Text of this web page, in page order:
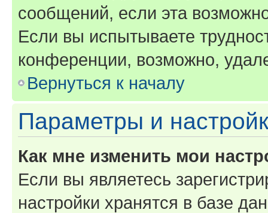
сообщений, если эта
Если вы испытываете
конференции, возможно,
Вернуться к началу
Параметры и
Как мне изменить мои
Если вы являетесь
настройки хранятся в базе